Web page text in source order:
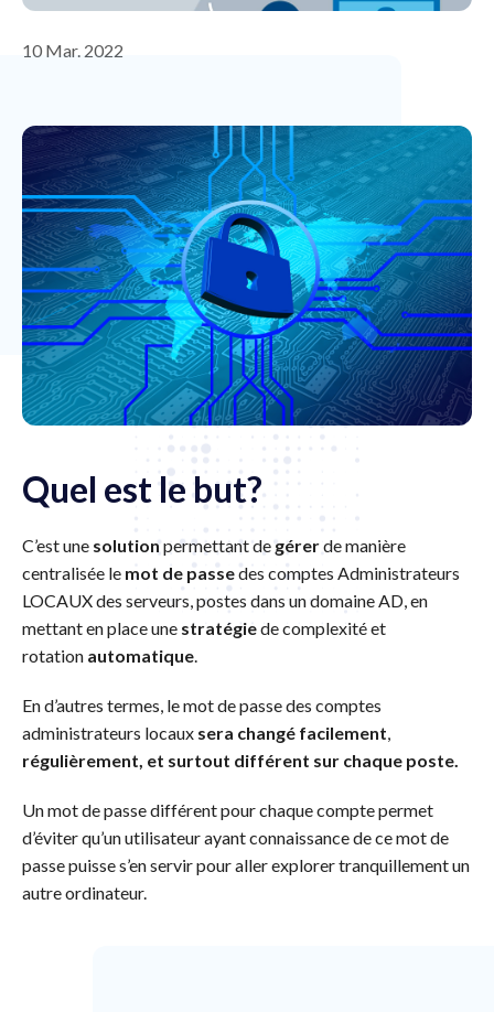
10 Mar. 2022
Quel est le but?
C’est une solution permettant de gérerde manière
centralisée le mot de passedes comptes Administrateurs
LOCAUX des serveurs, postes dans un domaine AD, en
mettant en place une stratégiede complexité et
rotation automatique.
En d’autres termes, le mot de passe des comptes
administrateurs locaux sera changé facilement,
régulièrement, et surtout différent sur chaque poste.
Un mot de passe différent pour chaque compte permet
d’éviter qu’un utilisateur ayant connaissance de ce mot de
passe puisse s’en servir pour aller explorer tranquillement un
autre ordinateur.